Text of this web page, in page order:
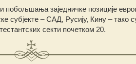
побољшања заједничке позиције
субјекте – САД, Русију, Кину – тако
секти почетком 20.